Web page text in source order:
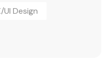
UI Design